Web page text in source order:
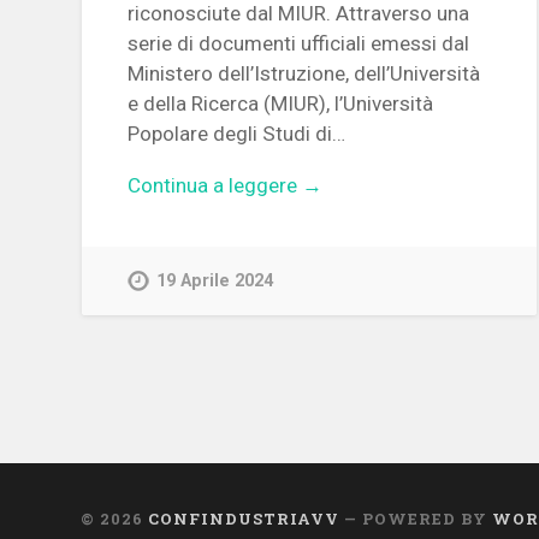
riconosciute dal MIUR. Attraverso una
serie di documenti ufficiali emessi dal
Ministero dell’Istruzione, dell’Università
e della Ricerca (MIUR), l’Università
Popolare degli Studi di…
Continua a leggere →
19 Aprile 2024
© 2026 CONFINDUSTRIAVV — POWERED BY